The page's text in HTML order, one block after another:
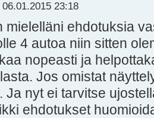
06.01.2015 23:18
mielelläni ehdotuksia
4 autoa niin sitten
nopeasti ja
Jos omistat
Ja nyt ei tarvitse
ehdotukset